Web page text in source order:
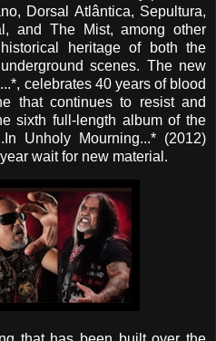
Dorsal Atlântica, Sepultura,
and The Mist, among other
heritage of both the
scenes. The new
celebrates 40 years of blood
that continues to resist and
sixth full-length album of the
Unholy Mourning...* (2012)
wait for new material.